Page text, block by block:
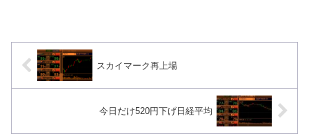
スカイマーク再上場
今日だけ520円下げ日経平均